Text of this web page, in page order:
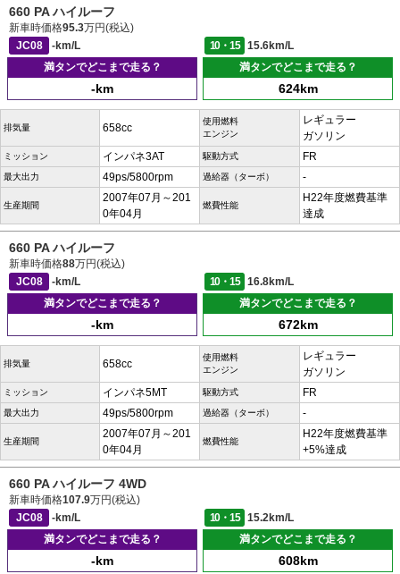
660 PA ハイルーフ
新車時価格95.3万円(税込)
JC08
-km/L 10・15
15.6km/L
満タンでどこまで走る？
-km
満タンでどこまで走る？
624km
排気量 658cc
使用燃料
エンジン
レギュラー
ガソリン
ミッション インパネ3AT 駆動方式 FR
最大出力 49ps/5800rpm 過給器（ターボ） -
生産期間
2007年07月～201
0年04月
燃費性能
H22年度燃費基準
達成
660 PA ハイルーフ
新車時価格88万円(税込)
JC08
-km/L 10・15
16.8km/L
満タンでどこまで走る？
-km
満タンでどこまで走る？
672km
排気量 658cc
使用燃料
エンジン
レギュラー
ガソリン
ミッション インパネ5MT 駆動方式 FR
最大出力 49ps/5800rpm 過給器（ターボ） -
生産期間
2007年07月～201
0年04月
燃費性能
H22年度燃費基準
+5%達成
660 PA ハイルーフ 4WD
新車時価格107.9万円(税込)
JC08
-km/L 10・15
15.2km/L
満タンでどこまで走る？
-km
満タンでどこまで走る？
608km